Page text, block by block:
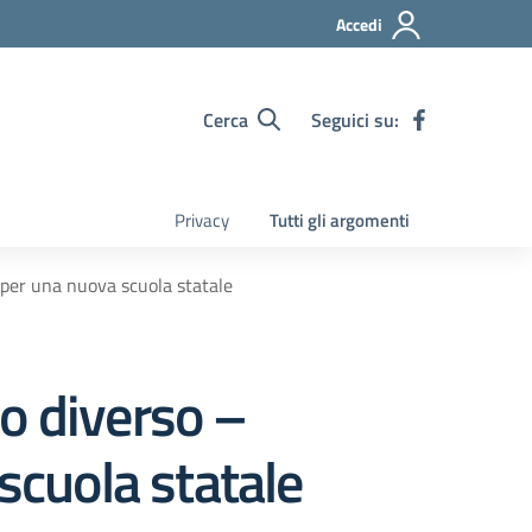
Accedi
Cerca Seguici su:
Privacy Tutti gli argomenti
una nuova scuola statale
diverso –
statale